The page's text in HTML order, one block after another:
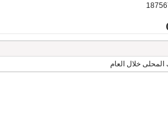
خلال العام